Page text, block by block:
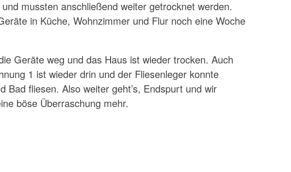
mussten anschließend weiter getrocknet werden.
in Küche, Wohnzimmer und Flur noch eine Woche
Geräte weg und das Haus ist wieder trocken. Auch
1 ist wieder drin und der Fliesenleger konnte
Bad fliesen. Also weiter geht’s, Endspurt und wir
böse Überraschung mehr.